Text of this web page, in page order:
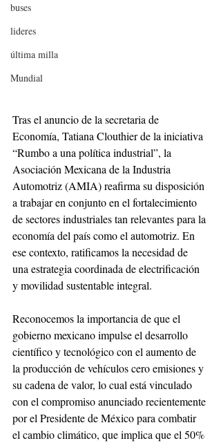
buses
lideres
última milla
Mundial
Tras el anuncio de la secretaria de
Economía, Tatiana Clouthier de la iniciativa
“Rumbo a una política industrial”, la
Asociación Mexicana de la Industria
Automotriz (AMIA) reafirma su disposición
a trabajar en conjunto en el fortalecimiento
de sectores industriales tan relevantes para la
economía del país como el automotriz. En
ese contexto, ratificamos la necesidad de
una estrategia coordinada de electrificación
y movilidad sustentable integral.
Reconocemos la importancia de que el
gobierno mexicano impulse el desarrollo
científico y tecnológico con el aumento de
la producción de vehículos cero emisiones y
su cadena de valor, lo cual está vinculado
con el compromiso anunciado recientemente
por el Presidente de México para combatir
el cambio climático, que implica que el 50%